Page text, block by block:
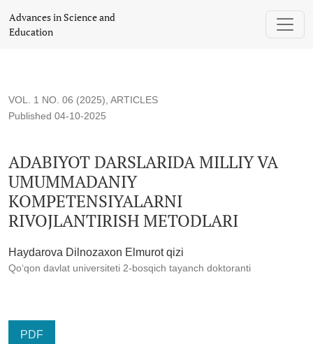
Advances in Science and
Education
VOL. 1 NO. 06 (2025), ARTICLES
ADABIYOT DARSLARIDA MILLIY VA
UMUMMADANIY
KOMPETENSIYALARNI
RIVOJLANTIRISH METODLARI
Published 04-10-2025
Haydarova Dilnozaxon Elmurot qizi
Qo‘qon davlat universiteti 2-bosqich tayanch doktoranti
PDF